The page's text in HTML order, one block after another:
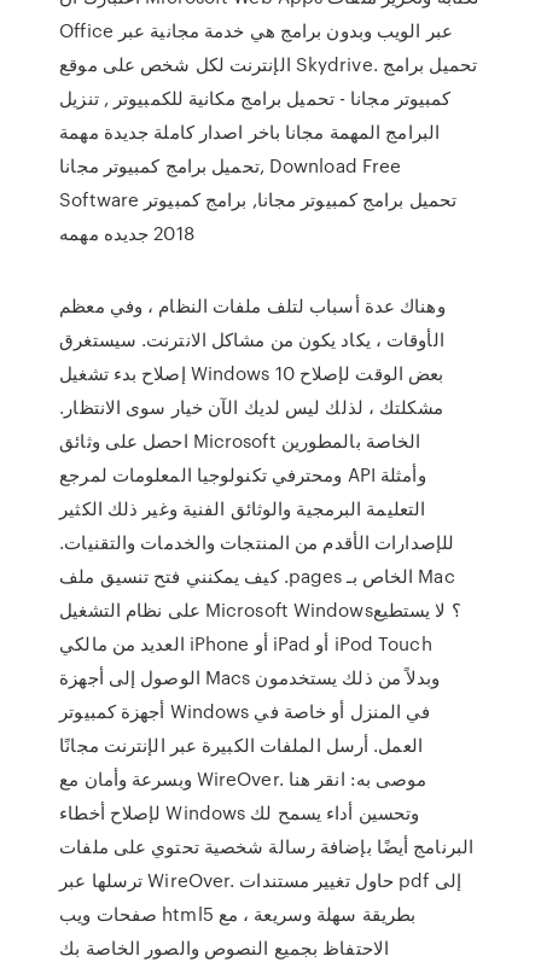
Office عبر الويب وبدون برامج هي خدمة مجانية عبر
الإنترنت لكل شخص على موقع Skydrive. تحميل برامج
كمبيوتر مجانا - تحميل برامج مكانية للكمبيوتر , تنزيل
البرامج المهمة مجانا باخر اصدار كاملة جديدة مهمة
تحميل برامج كمبيوتر مجانا, Download Free
Software تحميل برامج كمبيوتر مجانا, برامج كمبيوتر
2018 جديده مهمه
وهناك عدة أسباب لتلف ملفات النظام ، وفي معظم
الأوقات ، يكاد يكون من مشاكل الانترنت. سيستغرق
إصلاح بدء تشغيل Windows 10 بعض الوقت لإصلاح
مشكلتك ، لذلك ليس لديك الآن خيار سوى الانتظار.
احصل على وثائق Microsoft الخاصة بالمطورين
ومحترفي تكنولوجيا المعلومات لمرجع API وأمثلة
التعليمة البرمجية والوثائق الفنية وغير ذلك الكثير
للإصدارات الأقدم من المنتجات والخدمات والتقنيات.
كيف يمكنني فتح تنسيق ملف .pages الخاص بـ Mac
على نظام التشغيل Microsoft Windows؟ لا يستطيع
العديد من مالكي iPhone أو iPad أو iPod Touch
الوصول إلى أجهزة Macs وبدلاً من ذلك يستخدمون
أجهزة كمبيوتر Windows في المنزل أو خاصة في
العمل. أرسل الملفات الكبيرة عبر الإنترنت مجانًا
وبسرعة وأمان مع WireOver. موصى به: انقر هنا
لإصلاح أخطاء Windows وتحسين أداء يسمح لك
البرنامج أيضًا بإضافة رسالة شخصية تحتوي على ملفات
ترسلها عبر WireOver. حاول تغيير مستندات pdf إلى
صفحات ويب html5 بطريقة سهلة وسريعة ، مع
الاحتفاظ بجميع النصوص والصور الخاصة بك